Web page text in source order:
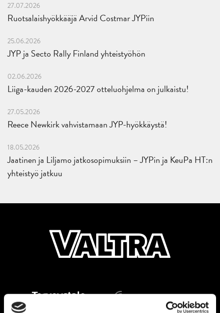
27.07.2026
Ruotsalaishyökkääjä Arvid Costmar JYPiin
25.06.2026
JYP ja Secto Rally Finland yhteistyöhön
02.06.2026
Liiga-kauden 2026-2027 otteluohjelma on julkaistu!
27.05.2026
Reece Newkirk vahvistamaan JYP-hyökkäystä!
18.05.2026
Jaatinen ja Liljamo jatkosopimuksiin – JYPin ja KeuPa HT:n
yhteistyö jatkuu